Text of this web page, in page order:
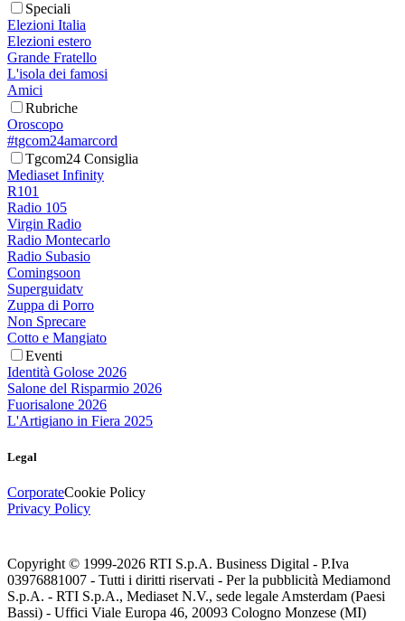
Speciali
Elezioni Italia
Elezioni estero
Grande Fratello
L'isola dei famosi
Amici
Rubriche
Oroscopo
#tgcom24amarcord
Tgcom24 Consiglia
Mediaset Infinity
R101
Radio 105
Virgin Radio
Radio Montecarlo
Radio Subasio
Comingsoon
Superguidatv
Zuppa di Porro
Non Sprecare
Cotto e Mangiato
Eventi
Identità Golose 2026
Salone del Risparmio 2026
Fuorisalone 2026
L'Artigiano in Fiera 2025
Legal
CorporateCookie Policy
Privacy Policy
Copyright © 1999-2026 RTI S.p.A. Business Digital - P.Iva
03976881007 - Tutti i diritti riservati - Per la pubblicità Mediamond
S.p.A. - RTI S.p.A., Mediaset N.V., sede legale Amsterdam (Paesi
Bassi) - Uffici Viale Europa 46, 20093 Cologno Monzese (MI)